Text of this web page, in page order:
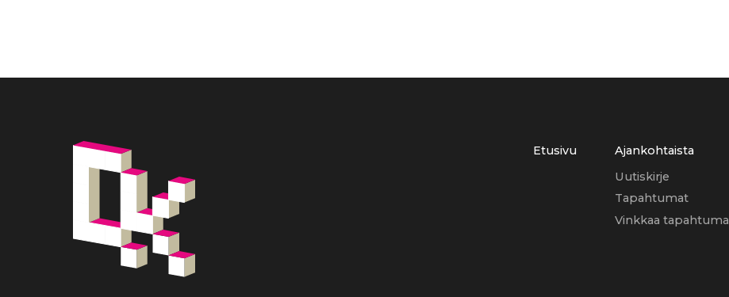
Etusivu
Ajankohtaista
Uutiskirje
Tapahtumat
Vinkkaa tapahtuma